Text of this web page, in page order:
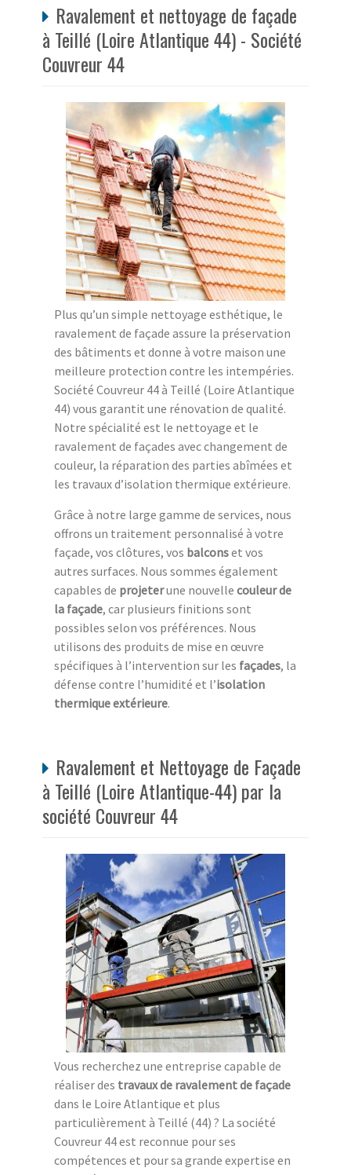
Ravalement et nettoyage de façade
à Teillé (Loire Atlantique 44) - Société
Couvreur 44
Plus qu’un simple nettoyage esthétique, le
ravalement de façade assure la préservation
des bâtiments et donne à votre maison une
meilleure protection contre les intempéries.
Société Couvreur 44 à Teillé (Loire Atlantique
44) vous garantit une rénovation de qualité.
Notre spécialité est le nettoyage et le
ravalement de façades avec changement de
couleur, la réparation des parties abîmées et
les travaux d’isolation thermique extérieure.
Grâce à notre large gamme de services, nous
offrons un traitement personnalisé à votre
façade, vos clôtures, vos balconset vos
autres surfaces. Nous sommes également
capables de projeterune nouvelle couleur de
la façade, car plusieurs finitions sont
possibles selon vos préférences. Nous
utilisons des produits de mise en œuvre
spécifiques à l’intervention sur les façades, la
défense contre l’humidité et l’isolation
thermique extérieure.
Ravalement et Nettoyage de Façade
à Teillé (Loire Atlantique-44) par la
société Couvreur 44
Vous recherchez une entreprise capable de
réaliser des travaux de ravalement de façade
dans le Loire Atlantique et plus
particulièrement à Teillé (44) ? La société
Couvreur 44 est reconnue pour ses
compétences et pour sa grande expertise en